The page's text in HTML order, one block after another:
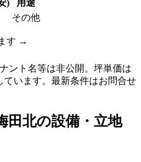
)
用途
その他
す →
ント名等は非公開。坪単価は
います。最新条件はお問合せ
田北の設備・立地